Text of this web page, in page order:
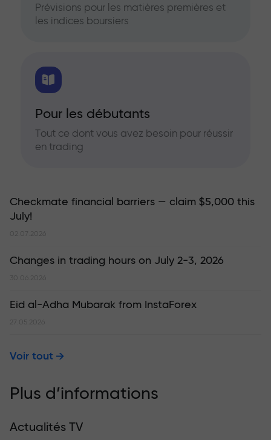
Prévisions pour les matières premières et
les indices boursiers
Pour les débutants
Tout ce dont vous avez besoin pour réussir
en trading
Checkmate financial barriers — claim $5,000 this
July!
02.07.2026
Changes in trading hours on July 2-3, 2026
30.06.2026
Eid al-Adha Mubarak from InstaForex
27.05.2026
Voir tout
Plus d’informations
Actualités TV